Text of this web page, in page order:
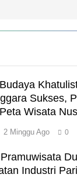
Sukses,
Wisata
2 Minggu Ago 0
Industri